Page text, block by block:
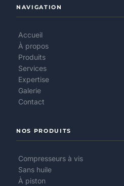
NAVIGATION
Accueil
À propos
Produits
Services
Expertise
Galerie
Contact
NOS PRODUITS
Compresseurs à vis
Sans huile
À piston